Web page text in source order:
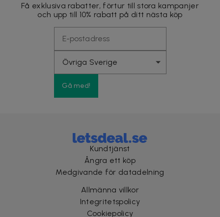
Få exklusiva rabatter, förtur till stora kampanjer
och upp till 10% rabatt på ditt nästa köp
Gå med!
Kundtjänst
Ångra ett köp
Medgivande för datadelning
Allmänna villkor
Integritetspolicy
Cookiepolicy